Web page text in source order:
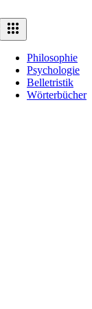
Philosophie
Psychologie
Belletristik
Wörterbücher